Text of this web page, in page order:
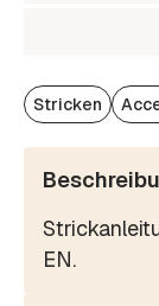
Stricken
EN.